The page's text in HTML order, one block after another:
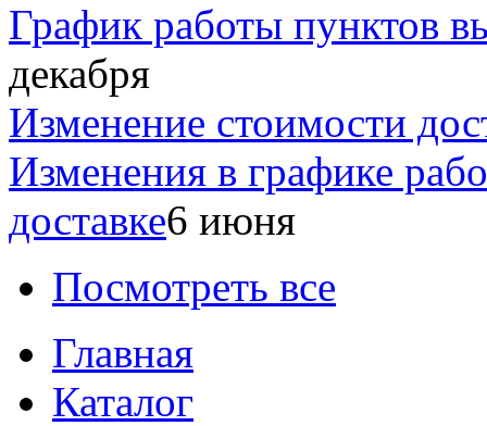
График работы пунктов
декабря
Изменение стоимости
Изменения в графике
доставке6 июня
Посмотреть все
Главная
Каталог